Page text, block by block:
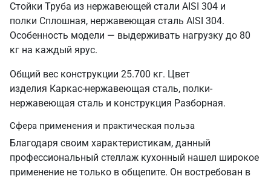
Стойки Труба из нержавеющей стали AISI 304 и
полки Сплошная, нержавеющая сталь AISI 304.
Особенность модели — выдерживать нагрузку до 80
кг на каждый ярус.
Общий вес конструкции 25.700 кг. Цвет
изделия Каркас-нержавеющая сталь, полки-
нержавеющая сталь и конструкция Разборная.
Сфера применения и практическая польза
Благодаря своим характеристикам, данный
профессиональный стеллаж кухонный нашел широкое
применение не только в общепите. Он востребован в